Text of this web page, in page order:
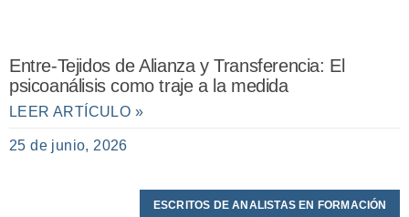
Entre-Tejidos de Alianza y Transferencia: El
psicoanálisis como traje a la medida
LEER ARTÍCULO »
25 de junio, 2026
ESCRITOS DE ANALISTAS EN FORMACIÓN